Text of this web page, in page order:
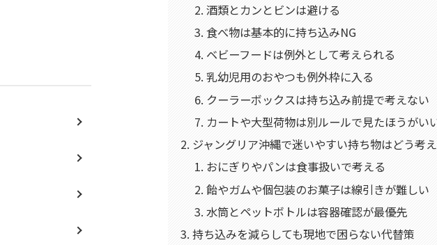
酒類とカンとビンは避ける
食べ物は基本的に持ち込みNG
ベビーフードは例外として考えられる
乳幼児用のおやつも例外枠に入る
クーラーボックスは持ち込み前提で考えない
カートや大型荷物は別ルールで見たほうがい
ジャングリア沖縄で迷いやすい持ち物はどう考
おにぎりやパンは食事扱いで考える
飴やガムや個包装のお菓子は線引きが難しい
水筒とペットボトルは容器確認が最優先
持ち込みを減らしても現地で困らない代替策